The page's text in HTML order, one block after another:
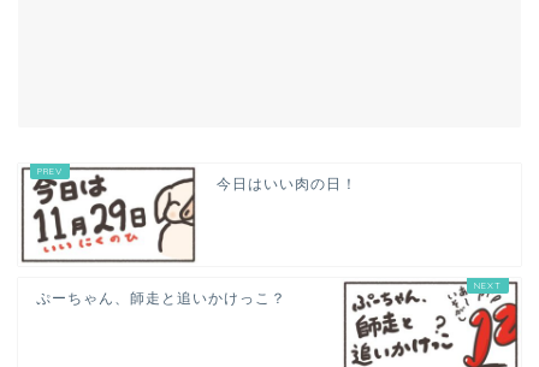
今日はいい肉の日！
ぷーちゃん、師走と追いかけっこ？